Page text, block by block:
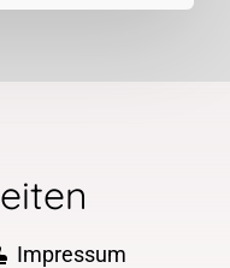
Impressum